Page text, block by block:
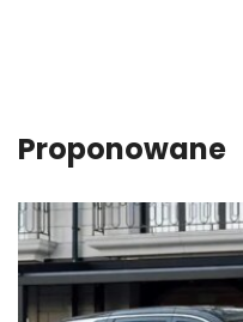
Proponowane